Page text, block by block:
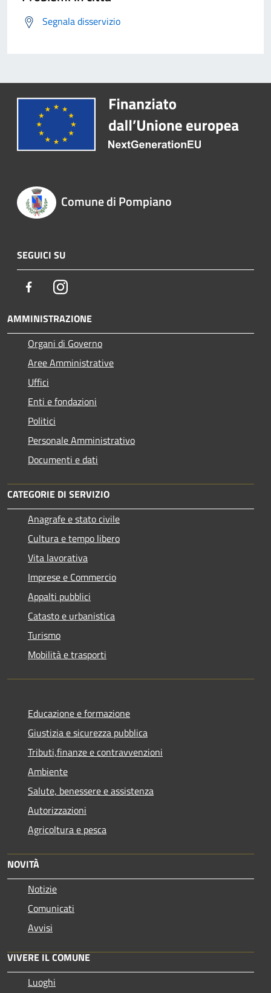
Segnala disservizio
Comune di Pompiano
SEGUICI SU
FacebookInstagram
AMMINISTRAZIONE
Organi di Governo
Aree Amministrative
Uffici
Enti e fondazioni
Politici
Personale Amministrativo
Documenti e dati
CATEGORIE DI SERVIZIO
Anagrafe e stato civile
Cultura e tempo libero
Vita lavorativa
Imprese e Commercio
Appalti pubblici
Catasto e urbanistica
Turismo
Mobilità e trasporti
Educazione e formazione
Giustizia e sicurezza pubblica
Tributi,finanze e contravvenzioni
Ambiente
Salute, benessere e assistenza
Autorizzazioni
Agricoltura e pesca
NOVITÀ
Notizie
Comunicati
Avvisi
VIVERE IL COMUNE
Luoghi